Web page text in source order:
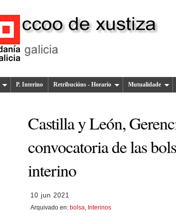
P. Interino Retribucións - Horario Mutualidade
Castilla y León,
convocatoria de las
interino
10 jun 2021
Arquivado en: bolsa Interinos